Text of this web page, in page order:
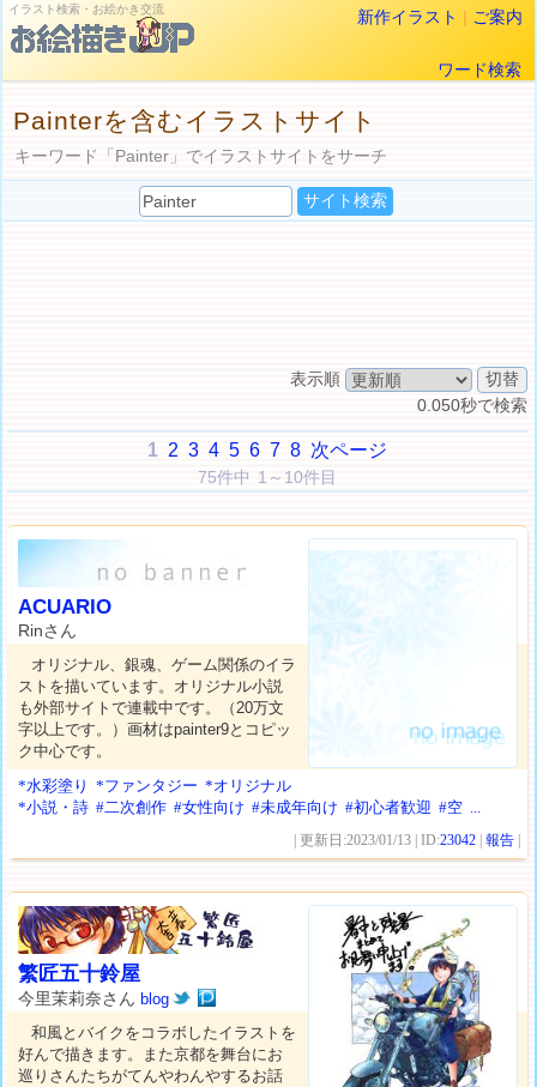
イラスト検索・お絵かき交流 新作イラスト | ご案内
ワード検索
Painterを含むイラストサイト
キーワード「Painter」でイラストサイトをサーチ
表示順
0.050秒で検索
1 2 3 4 5 6 7 8 次ページ
75件中 1～10件目
ACUARIO
Rinさん
オリジナル、銀魂、ゲーム関係のイラ
ストを描いています。オリジナル小説
も外部サイトで連載中です。（20万文
字以上です。）画材はpainter9とコピッ
ク中心です。
*水彩塗り
*ファンタジー *オリジナル
*小説・詩 #二次創作 #女性向け #未成年向け #初心者歓迎 #空 ...
| 更新日:2023/01/13 | ID:23042 |報告
繁匠五十鈴屋
今里茉莉奈さんblog
和風とバイクをコラボしたイラストを
好んで描きます。また京都を舞台にお
巡りさんたちがてんやわんやするお話